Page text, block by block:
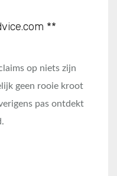
**
op niets zijn
geen rooie kroot
pas ontdekt